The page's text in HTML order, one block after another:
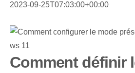
2023-09-25T07:03:00+00:00
Comment définir